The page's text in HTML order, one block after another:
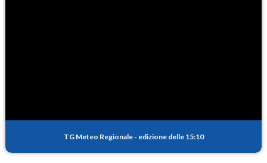
TG Meteo Regionale - edizione delle 15:10